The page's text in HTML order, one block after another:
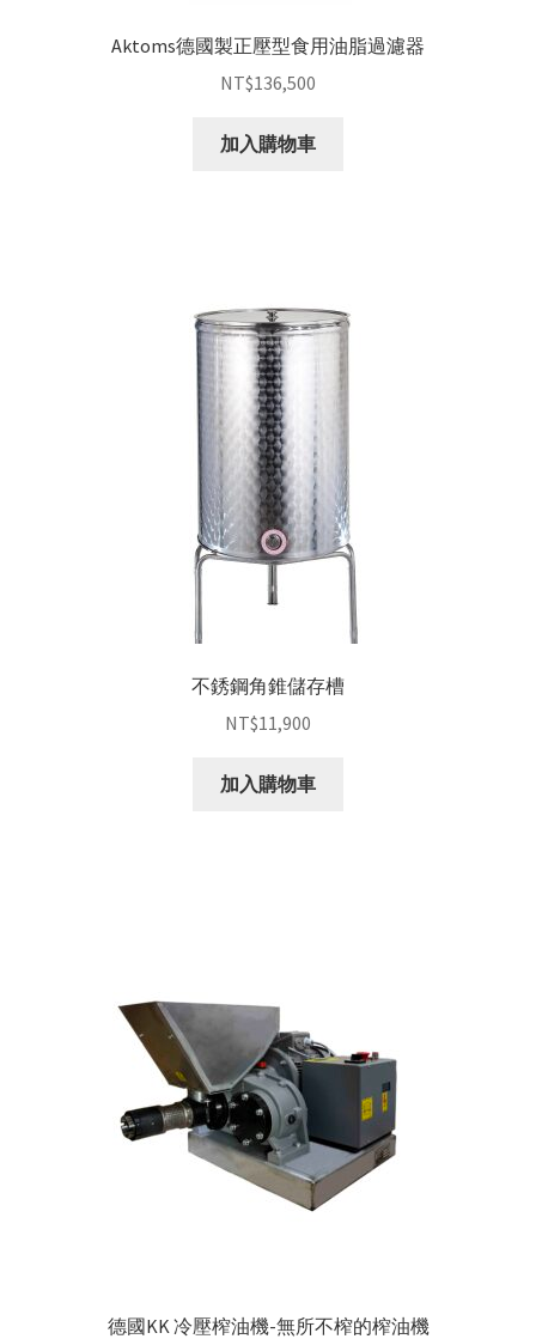
Aktoms德國製正壓型食用油脂過濾器
NT$136,500
加入購物車
不銹鋼角錐儲存槽
NT$11,900
加入購物車
德國KK 冷壓榨油機-無所不榨的榨油機